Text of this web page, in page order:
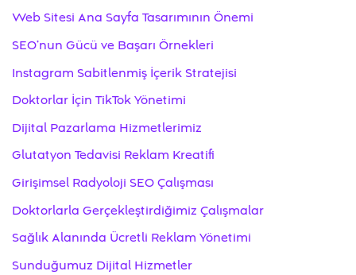
Web Sitesi Ana Sayfa Tasarımının Önemi
SEO’nun Gücü ve Başarı Örnekleri
Instagram Sabitlenmiş İçerik Stratejisi
Doktorlar İçin TikTok Yönetimi
Dijital Pazarlama Hizmetlerimiz
Glutatyon Tedavisi Reklam Kreatifi
Girişimsel Radyoloji SEO Çalışması
Doktorlarla Gerçekleştirdiğimiz Çalışmalar
Sağlık Alanında Ücretli Reklam Yönetimi
Sunduğumuz Dijital Hizmetler